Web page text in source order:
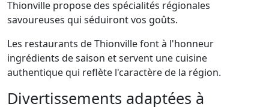
Thionville propose des spécialités régionales
savoureuses qui séduiront vos goûts.
Les restaurants de Thionville font à l'honneur
ingrédients de saison et servent une cuisine
authentique qui reflète l'caractère de la région.
Divertissements adaptées à